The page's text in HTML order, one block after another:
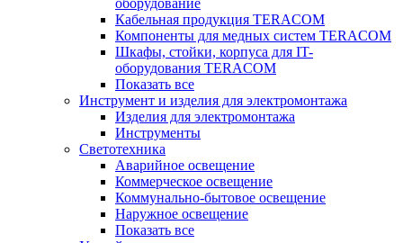
оборудование
Кабельная продукция TERACOM
Компоненты для медных систем TERACOM
Шкафы, стойки, корпуса для IT-
оборудования TERACOM
Показать все
Инструмент и изделия для электромонтажа
Изделия для электромонтажа
Инструменты
Светотехника
Аварийное освещение
Коммерческое освещение
Коммунально-бытовое освещение
Наружное освещение
Показать все